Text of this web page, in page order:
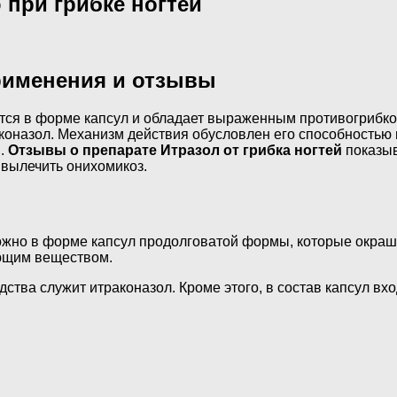
и отзывы
в форме капсул и обладает выраженным
Механизм действия обусловлен его
Отзывы о препарате Итразол от грибка ногтей
онихомикоз.
в форме капсул продолговатой формы, которые
веществом.
служит итраконазол. Кроме этого, в состав капсул